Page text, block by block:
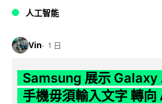
人工智能
Vin 1 日
Samsung 展示 Galaxy
手機毋須輸入文字 轉向